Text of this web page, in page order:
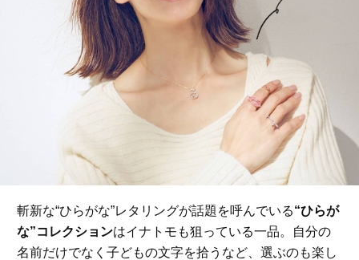
斬新な“ひらがな”レタリングが話題を呼んでいる“ひらが
な”コレクションはイナトモも狙っている一品。自分の
名前だけでなく子どもの文字を拾うなど、選ぶのも楽し